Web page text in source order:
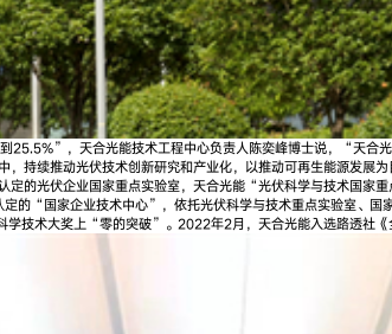
，天合光能技术工程中心负责人陈奕峰博士说，“天合
持续推动光伏技术创新研究和产业化，以推动可再生能源发展
定的光伏企业国家重点实验室，天合光能“光伏科学与技术国
“国家企业技术中心”，依托光伏科学与技术重点实验室、国
术大奖上“零的突破”。2022年2月，天合光能入选路透社《